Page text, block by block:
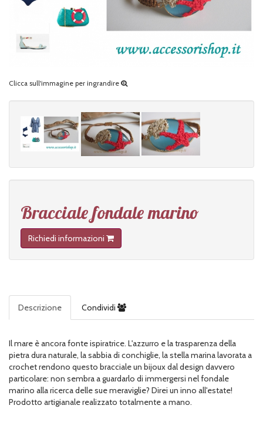
Clicca sull'immagine per ingrandire
Bracciale fondale marino
Richiedi informazioni
Descrizione Condividi
Il mare è ancora fonte ispiratrice. L'azzurro e la trasparenza della
pietra dura naturale, la sabbia di conchiglie, la stella marina lavorata a
crochet rendono questo bracciale un bijoux dal design davvero
particolare: non sembra a guardarlo di immergersi nel fondale
marino alla ricerca delle sue meraviglie? Direi un inno all'estate!
Prodotto artigianale realizzato totalmente a mano.